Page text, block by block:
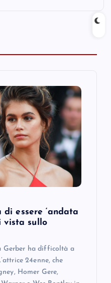
essere ‘andata
vista sullo
Gerber ha difficoltà a
24enne, che
Homer Gere,